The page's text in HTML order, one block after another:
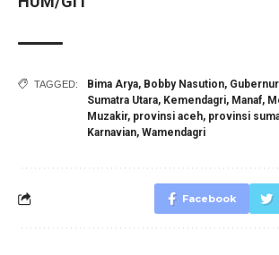
TAGGED: Bima Arya, Bobby Nasution,
Sumatra Utara, Kemendagri, Manaf,
Muzakir, provinsi aceh, provinsi
Karnavian, Wamendagri
Facebook